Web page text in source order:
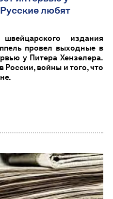
любят
издания
провел выходные в
у Питера Хензелера.
России, войны и того, что